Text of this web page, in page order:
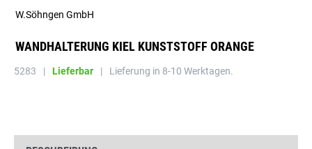
WANDHALTERUNG KIEL KUNSTSTOFF ORANGE
W.Söhngen GmbH
5283 | Lieferbar | Lieferung in 8-10 Werktagen.